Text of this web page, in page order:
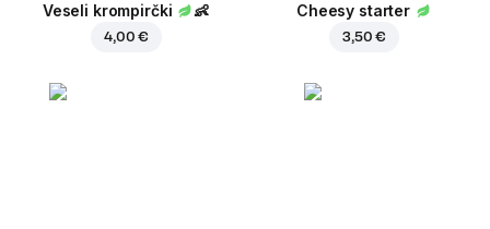
Veseli krompirčki 👶
4,00 €
Cheesy starter
3,50 €